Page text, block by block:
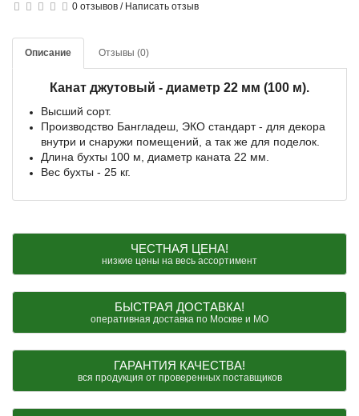
0 отзывов / Написать отзыв
Описание Отзывы (0)
Канат джутовый - диаметр 22 мм (100 м).
Высший сорт.
Производство Бангладеш, ЭКО стандарт - для декора
внутри и снаружи помещений, а так же для поделок.
Длина бухты 100 м, диаметр каната 22 мм.
Вес бухты - 25 кг.
ЧЕСТНАЯ ЦЕНА!
низкие цены на весь ассортимент
БЫСТРАЯ ДОСТАВКА!
оперативная доставка по Москве и МО
ГАРАНТИЯ КАЧЕСТВА!
вся продукция от проверенных поставщиков